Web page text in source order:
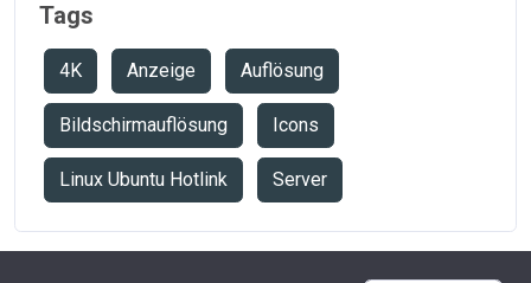
Tags
4K Anzeige Auflösung
Bildschirmauflösung Icons
Linux Ubuntu Hotlink Server